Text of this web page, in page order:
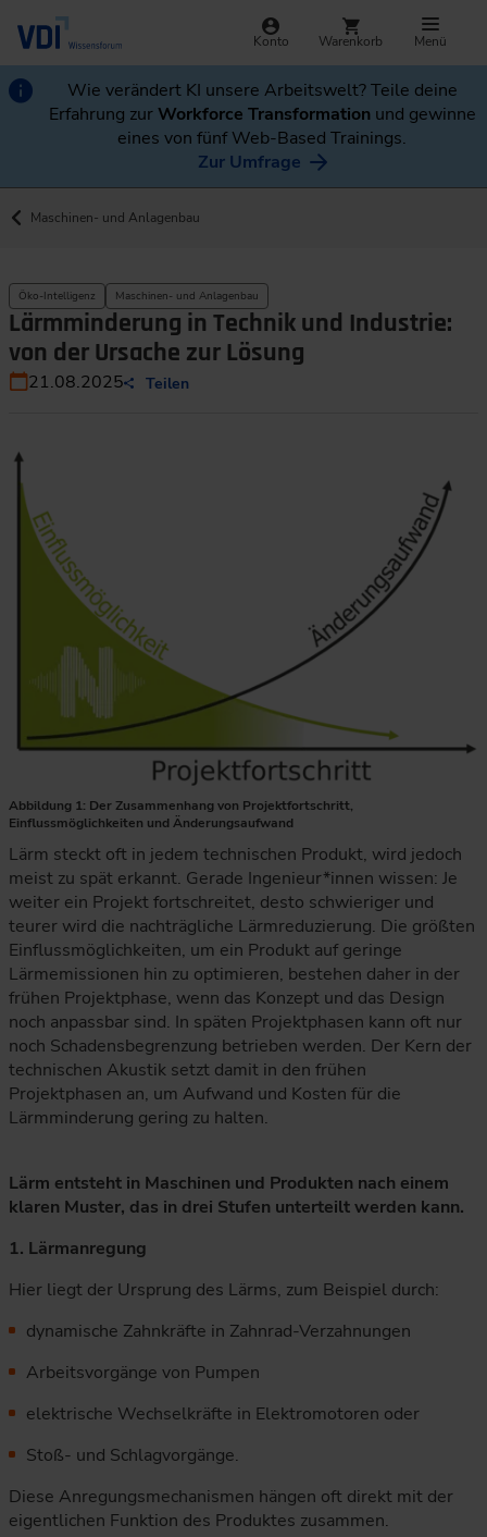
Konto Warenkorb Menü
Wie verändert KI unsere Arbeitswelt? Teile deine
Erfahrung zurWorkforce Transformation und gewinne
eines von fünf Web-Based Trainings.
Zur Umfrage
Maschinen- und Anlagenbau
Öko-Intelligenz Maschinen- und Anlagenbau
Lärmminderung in Technik und Industrie:
von der Ursache zur Lösung
21.08.2025 Teilen
Abbildung 1: Der Zusammenhang von Projektfortschritt,
Einflussmöglichkeiten und Änderungsaufwand
Die Grafik zeigt: Je früher Akustik im Projekt
Lärm steckt oft in jedem technischen Produkt, wird jedoch
meist zu spät erkannt. Gerade Ingenieur*innen wissen: Je
weiter ein Projekt fortschreitet, desto schwieriger und
teurer wird die nachträgliche Lärmreduzierung. Die größten
Einflussmöglichkeiten, um ein Produkt auf geringe
Lärmemissionen hin zu optimieren, bestehen daher in der
frühen Projektphase, wenn das Konzept und das Design
noch anpassbar sind. In späten Projektphasen kann oft nur
noch Schadensbegrenzung betrieben werden. Der Kern der
technischen Akustik setzt damit in den frühen
Projektphasen an, um Aufwand und Kosten für die
Lärmminderung gering zu halten.
Lärm entsteht in Maschinen und Produkten nach einem
klaren Muster, das in drei Stufen unterteilt werden kann.
1. Lärmanregung
Hier liegt der Ursprung des Lärms, zum Beispiel durch:
dynamische Zahnkräfte in Zahnrad-Verzahnungen
Arbeitsvorgänge von Pumpen
elektrische Wechselkräfte in Elektromotoren oder
Stoß- und Schlagvorgänge.
Diese Anregungsmechanismen hängen oft direkt mit der
eigentlichen Funktion des Produktes zusammen.